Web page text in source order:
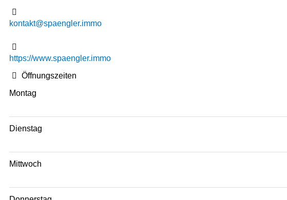
kontakt@spaengler.immo
https://www.spaengler.immo
Öffnungszeiten
Montag
Dienstag
Mittwoch